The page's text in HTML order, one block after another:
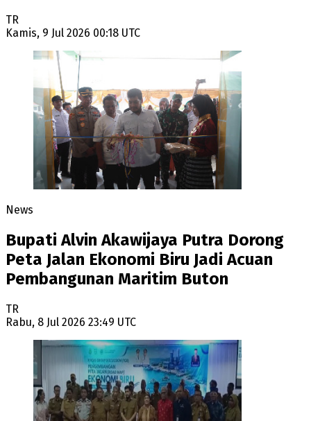
TR
Kamis, 9 Jul 2026 00:18 UTC
News
Bupati Alvin Akawijaya Putra Dorong
Peta Jalan Ekonomi Biru Jadi Acuan
Pembangunan Maritim Buton
TR
Rabu, 8 Jul 2026 23:49 UTC